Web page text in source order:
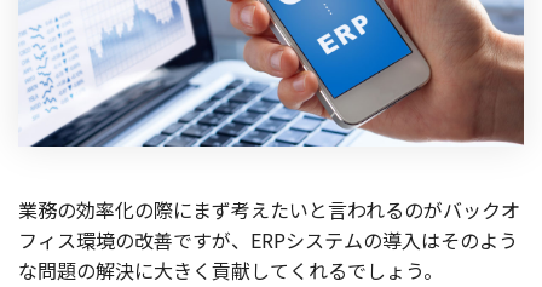
業務の効率化の際にまず考えたいと言われるのがバックオ
フィス環境の改善ですが、ERPシステムの導入はそのよう
な問題の解決に大きく貢献してくれるでしょう。